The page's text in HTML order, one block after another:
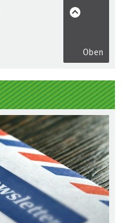
Oben